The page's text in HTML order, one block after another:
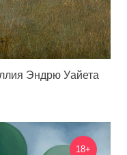
Эндрю Уайета
18+